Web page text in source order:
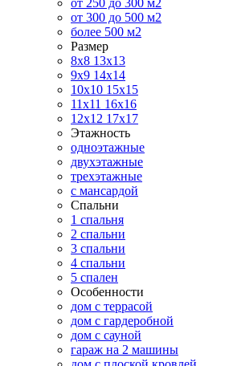
от 250 до 300 м2
от 300 до 500 м2
более 500 м2
Размер
8х8 13х13
9х9 14х14
10х10 15х15
11x11 16х16
12х12 17х17
Этажность
одноэтажные
двухэтажные
трехэтажные
с мансардой
Спальни
1 спальня
2 спальни
3 спальни
4 спальни
5 спален
Особенности
дом с террасой
дом с гардеробной
дом с сауной
гараж на 2 машины